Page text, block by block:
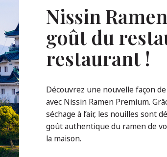
Nissin
goût du
restaurant !
Découvrez une nouvelle façon
avec Nissin Ramen Premium.
séchage à l’air, les nouilles sont
goût authentique du ramen de
la maison.